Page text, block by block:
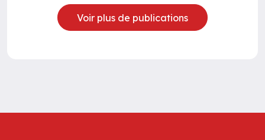
Voir plus de publications